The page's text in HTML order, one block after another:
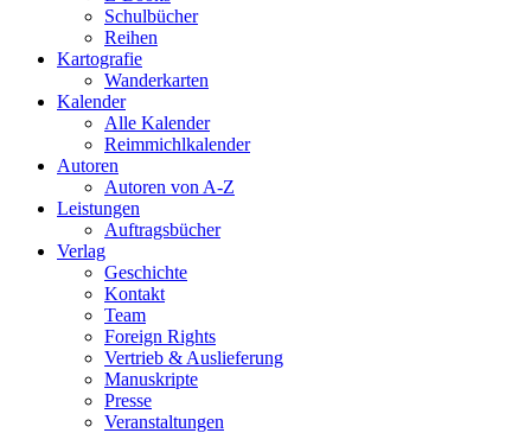
Schulbücher
Reihen
Kartografie
Wanderkarten
Kalender
Alle Kalender
Reimmichlkalender
Autoren
Autoren von A-Z
Leistungen
Auftragsbücher
Verlag
Geschichte
Kontakt
Team
Foreign Rights
Vertrieb & Auslieferung
Manuskripte
Presse
Veranstaltungen